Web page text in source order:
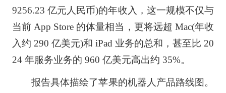
9256.23 亿元人民币)的年收入，这一规模不仅与
当前 App Store 的体量相当，更将远超 Mac(年收
入约 290 亿美元)和 iPad 业务的总和，甚至比 20
24 年服务业务的 960 亿美元高出约 35%。
报告具体描绘了苹果的机器人产品路线图。